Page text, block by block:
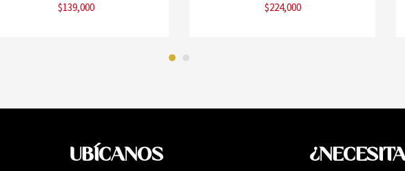
$139,000
$224,000
UBÍCANOS